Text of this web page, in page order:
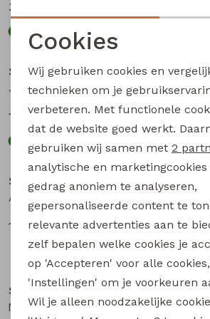
35,00
Stonecast
John Z10593 heren overhemd km Groen mos
17,50
17,50
Sale
Stonecast
15,00 29,99
17,50
Sale
Stonecast
Mitch Z10594 heren overhemd km Groen mos
Noodzakelijke cookies
Analytische cookies
Marketing cookies
Cookies
Wij gebruiken cookies en
technieken om je
verbeteren. Met functionele
dat de website goed werkt.
gebruiken wij samen met 2
analytische en
gedrag anoniem te analyseren,
gepersonaliseerde content te
relevante advertenties aan te
zelf bepalen welke cookies je
op 'Accepteren' voor alle
'Instellingen' om je voorkeuren
Wil je alleen noodzakelijke